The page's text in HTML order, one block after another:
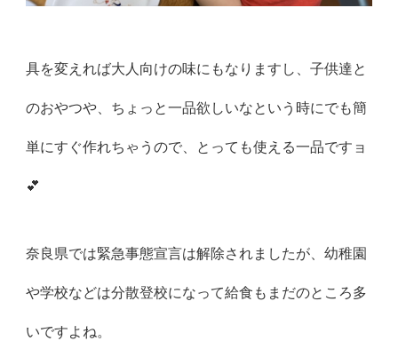
具を変えれば大人向けの味にもなりますし、子供達と
のおやつや、 ちょっと一品欲しいなという時にでも簡
単にすぐ作れちゃうので、 とっても使える一品ですョ
💕
奈良県では緊急事態宣言は解除されましたが、幼稚園
や学校などは分散登校になって給食もまだのところ多
いですよね。